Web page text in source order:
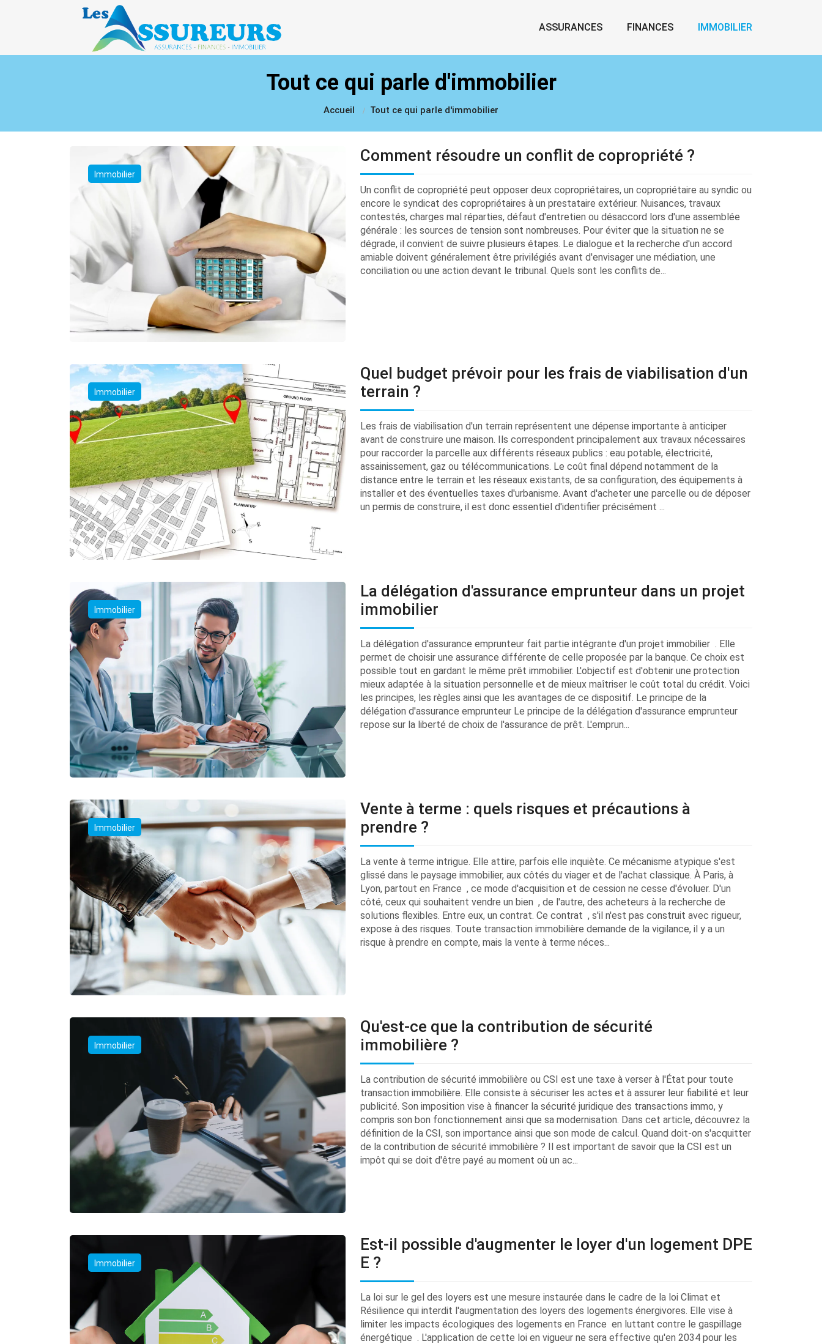
ASSURANCES FINANCES IMMOBILIER
Tout ce qui parle d'immobilier
Accueil Tout ce qui parle d'immobilier
Immobilier
Comment résoudre un conflit de copropriété ?
Un conflit de copropriété peut opposer deux copropriétaires, un copropriétaire au syndic ou
encore le syndicat des copropriétaires à un prestataire extérieur. Nuisances, travaux
contestés, charges mal réparties, défaut d'entretien ou désaccord lors d'une assemblée
générale : les sources de tension sont nombreuses. Pour éviter que la situation ne se
dégrade, il convient de suivre plusieurs étapes. Le dialogue et la recherche d'un accord
amiable doivent généralement être privilégiés avant d'envisager une médiation, une
conciliation ou une action devant le tribunal. Quels sont les conflits de...
Immobilier
Quel budget prévoir pour les frais de viabilisation d'un
terrain ?
Les frais de viabilisation d'un terrain représentent une dépense importante à anticiper
avant de construire une maison. Ils correspondent principalement aux travaux nécessaires
pour raccorder la parcelle aux différents réseaux publics : eau potable, électricité,
assainissement, gaz ou télécommunications. Le coût final dépend notamment de la
distance entre le terrain et les réseaux existants, de sa configuration, des équipements à
installer et des éventuelles taxes d'urbanisme. Avant d'acheter une parcelle ou de déposer
un permis de construire, il est donc essentiel d'identifier précisément ...
Immobilier
La délégation d'assurance emprunteur dans un projet
immobilier
La délégation d'assurance emprunteur fait partie intégrante d'un projet immobilier . Elle
permet de choisir une assurance différente de celle proposée par la banque. Ce choix est
possible tout en gardant le même prêt immobilier. L'objectif est d'obtenir une protection
mieux adaptée à la situation personnelle et de mieux maîtriser le coût total du crédit. Voici
les principes, les règles ainsi que les avantages de ce dispositif. Le principe de la
délégation d'assurance emprunteur Le principe de la délégation d'assurance emprunteur
repose sur la liberté de choix de l'assurance de prêt. L'emprun...
Immobilier
Vente à terme : quels risques et précautions à
prendre ?
La vente à terme intrigue. Elle attire, parfois elle inquiète. Ce mécanisme atypique s'est
glissé dans le paysage immobilier, aux côtés du viager et de l'achat classique. À Paris, à
Lyon, partout en France , ce mode d'acquisition et de cession ne cesse d'évoluer. D'un
côté, ceux qui souhaitent vendre un bien , de l'autre, des acheteurs à la recherche de
solutions flexibles. Entre eux, un contrat. Ce contrat , s'il n'est pas construit avec rigueur,
expose à des risques. Toute transaction immobilière demande de la vigilance, il y a un
risque à prendre en compte, mais la vente à terme néces...
Immobilier
Qu'est-ce que la contribution de sécurité
immobilière ?
La contribution de sécurité immobilière ou CSI est une taxe à verser à l'État pour toute
transaction immobilière. Elle consiste à sécuriser les actes et à assurer leur fiabilité et leur
publicité. Son imposition vise à financer la sécurité juridique des transactions immo, y
compris son bon fonctionnement ainsi que sa modernisation. Dans cet article, découvrez la
définition de la CSI, son importance ainsi que son mode de calcul. Quand doit-on s'acquitter
de la contribution de sécurité immobilière ? Il est important de savoir que la CSI est un
impôt qui se doit d'être payé au moment où un ac...
Immobilier
Est-il possible d'augmenter le loyer d'un logement DPE
E ?
La loi sur le gel des loyers est une mesure instaurée dans le cadre de la loi Climat et
Résilience qui interdit l'augmentation des loyers des logements énergivores. Elle vise à
limiter les impacts écologiques des logements en France en luttant contre le gaspillage
énergétique . L'application de cette loi en vigueur ne sera effective qu'en 2034 pour les